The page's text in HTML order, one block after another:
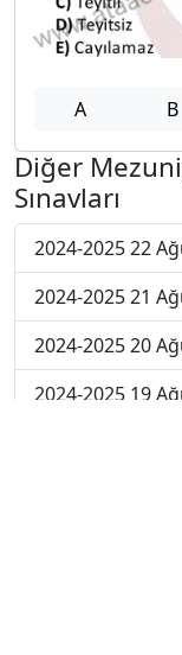
A B
Diğer
Sınavları
2024-2025 22
2024-2025 21
2024-2025 20
2024-2025 19